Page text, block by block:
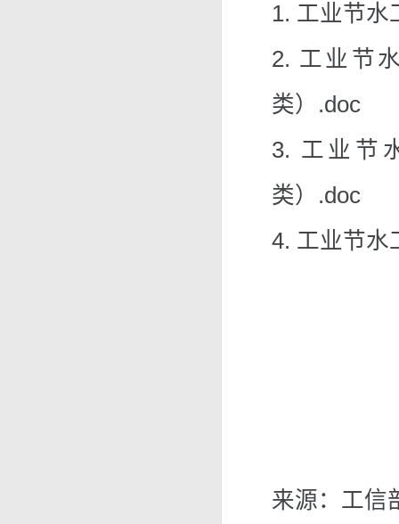
1. 工业节水
2. 工业节
类）.doc
3. 工业节
类）.doc
4. 工业节水
来源：工信